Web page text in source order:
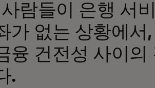
람들이 은행 서
가 없는 상황에서
융 건전성 사이의
.